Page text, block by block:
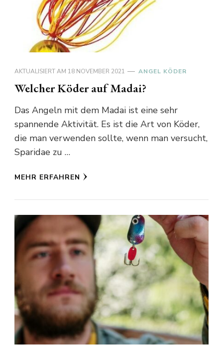
AKTUALISIERT AM 18 NOVEMBER 2021 ANGEL KÖDER
Welcher Köder auf Madai?
Das Angeln mit dem Madai ist eine sehr
spannende Aktivität. Es ist die Art von Köder,
die man verwenden sollte, wenn man versucht,
Sparidae zu …
MEHR ERFAHREN